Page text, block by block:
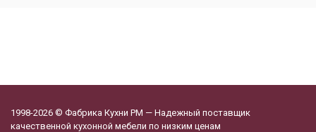
1998-2026 © Фабрика Кухни РМ — Надежный поставщик
качественной кухонной мебели по низким ценам